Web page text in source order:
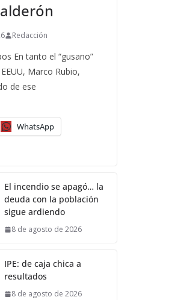
Redacción
En tanto el “gusano”
Marco Rubio,
de ese
WhatsApp
El incendio se apagó… la
deuda con la población
sigue ardiendo
8 de agosto de 2026
IPE: de caja chica a
resultados
8 de agosto de 2026